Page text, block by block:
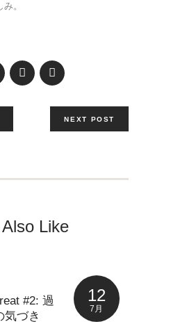
。
NEXT POST
Like
12
7月
#2: 過
気づき